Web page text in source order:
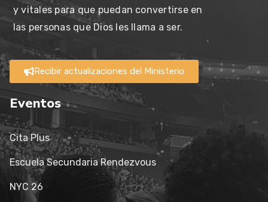
y vitales para que puedan convertirse en
las personas que Dios les llama a ser.
Recibir actualizaciones del Ministerio
Eventos
Cita Plus
Escuela Secundaria Rendezvous
NYC 26